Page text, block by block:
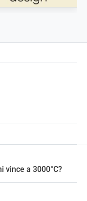
vince a 3000°C?